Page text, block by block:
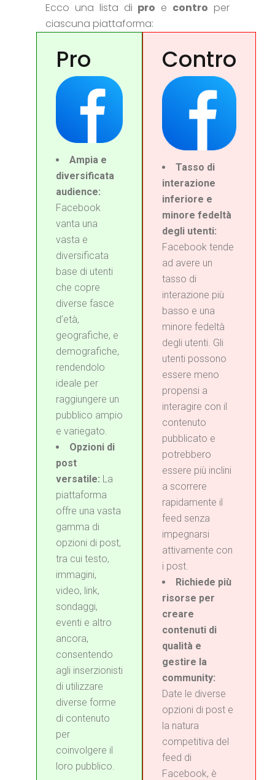
Ecco una lista di pro e contro per
ciascuna piattaforma:
Pro
Ampia e
diversificata
audience:
Facebook
vanta una
vasta e
diversificata
base di utenti
che copre
diverse fasce
d’età,
geografiche, e
demografiche,
rendendolo
ideale per
raggiungere un
pubblico ampio
e variegato.
Opzioni di
post
versatile: La
piattaforma
offre una vasta
gamma di
opzioni di post,
tra cui testo,
immagini,
video, link,
sondaggi,
eventi e altro
ancora,
consentendo
agli inserzionisti
di utilizzare
diverse forme
di contenuto
per
coinvolgere il
loro pubblico.
Contro
Tasso di
interazione
inferiore e
minore fedeltà
degli utenti:
Facebook tende
ad avere un
tasso di
interazione più
basso e una
minore fedeltà
degli utenti. Gli
utenti possono
essere meno
propensi a
interagire con il
contenuto
pubblicato e
potrebbero
essere più inclini
a scorrere
rapidamente il
feed senza
impegnarsi
attivamente con
i post.
Richiede più
risorse per
creare
contenuti di
qualità e
gestire la
community:
Date le diverse
opzioni di post e
la natura
competitiva del
feed di
Facebook, è